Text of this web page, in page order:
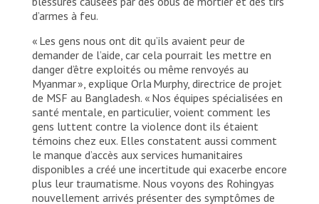
d’armes à feu.
« Les gens nous ont dit qu’ils avaient peur de
demander de l’aide, car cela pourrait les mettre en
danger d’être exploités ou même renvoyés au
Myanmar », explique Orla Murphy, directrice de projet
de MSF au Bangladesh. « Nos équipes spécialisées en
santé mentale, en particulier, voient comment les
gens luttent contre la violence dont ils étaient
témoins chez eux. Elles constatent aussi comment
le manque d’accès aux services humanitaires
disponibles a créé une incertitude qui exacerbe encore
plus leur traumatisme. Nous voyons des Rohingyas
nouvellement arrivés présenter des symptômes de